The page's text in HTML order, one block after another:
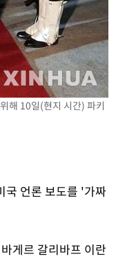
해 10일(현지 시간) 파키
국 언론 보도를 '가짜
게르 갈리바프 이란